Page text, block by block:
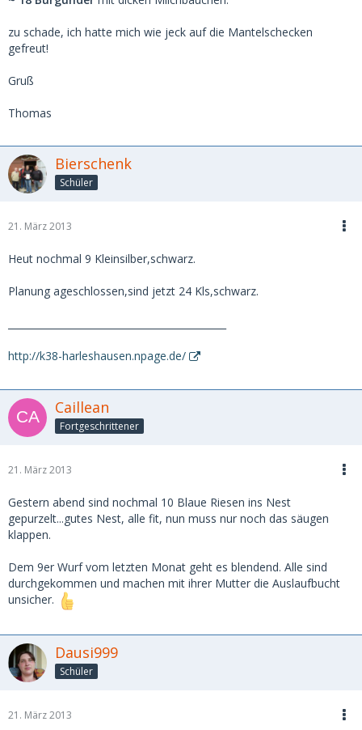
zu schade, ich hatte mich wie jeck auf die Mantelschecken
gefreut!
Gruß
Thomas
Bierschenk
Schüler
21. März 2013
Heut nochmal 9 Kleinsilber,schwarz.
Planung ageschlossen,sind jetzt 24 Kls,schwarz.
http://k38-harleshausen.npage.de/
Caillean
Fortgeschrittener
21. März 2013
Gestern abend sind nochmal 10 Blaue Riesen ins Nest
gepurzelt...gutes Nest, alle fit, nun muss nur noch das säugen
klappen.
Dem 9er Wurf vom letzten Monat geht es blendend. Alle sind
durchgekommen und machen mit ihrer Mutter die Auslaufbucht
unsicher.
Dausi999
Schüler
21. März 2013